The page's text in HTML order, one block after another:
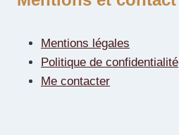
Mentions légales
Politique de confidentialité
Me contacter